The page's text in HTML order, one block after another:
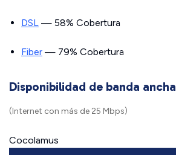
DSL — 58% Cobertura
Fiber — 79% Cobertura
Disponibilidad de banda ancha
(Internet con más de 25 Mbps)
Cocolamus